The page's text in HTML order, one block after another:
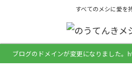
すべてのメシに愛を
ブログのドメインが変更になりました